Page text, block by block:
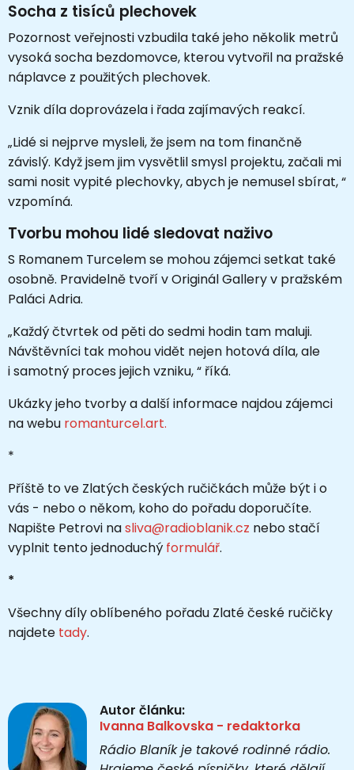
Socha z tisíců plechovek
Pozornost veřejnosti vzbudila také jeho několik metrů
vysoká socha bezdomovce, kterou vytvořil na pražské
náplavce z použitých plechovek.
Vznik díla doprovázela i řada zajímavých reakcí.
„Lidé si nejprve mysleli, že jsem na tom finančně
závislý. Když jsem jim vysvětlil smysl projektu, začali mi
sami nosit vypité plechovky, abych je nemusel sbírat, “
vzpomíná.
Tvorbu mohou lidé sledovat naživo
S Romanem Turcelem se mohou zájemci setkat také
osobně. Pravidelně tvoří v Originál Gallery v pražském
Paláci Adria.
„Každý čtvrtek od pěti do sedmi hodin tam maluji.
Návštěvníci tak mohou vidět nejen hotová díla, ale
i samotný proces jejich vzniku, “ říká.
Ukázky jeho tvorby a další informace najdou zájemci
na webu romanturcel.art.
*
Příště to ve Zlatých českých ručičkách může být i o
vás - nebo o někom, koho do pořadu doporučíte.
Napište Petrovi nasliva@radioblanik.cz nebo stačí
vyplnit tento jednoduchý formulář.
*
Všechny díly oblíbeného pořadu Zlaté české ručičky
najdete tady.
Autor článku:
Ivanna Balkovska - redaktorka
Rádio Blaník je takové rodinné rádio.